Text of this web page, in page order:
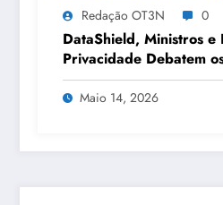
Redação OT3N 0
DataShield, Ministros e
Privacidade Debatem
Tecnologia, IA e
Congresso de Direito
Maio 14, 2026